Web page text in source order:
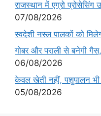
राजस्थान में एग्रो
07/08/2026
स्वदेशी नस्ल पालकों को
गोबर और पराली से बनेगी
06/08/2026
केवल खेती नहीं, पशुपालन भी
05/08/2026